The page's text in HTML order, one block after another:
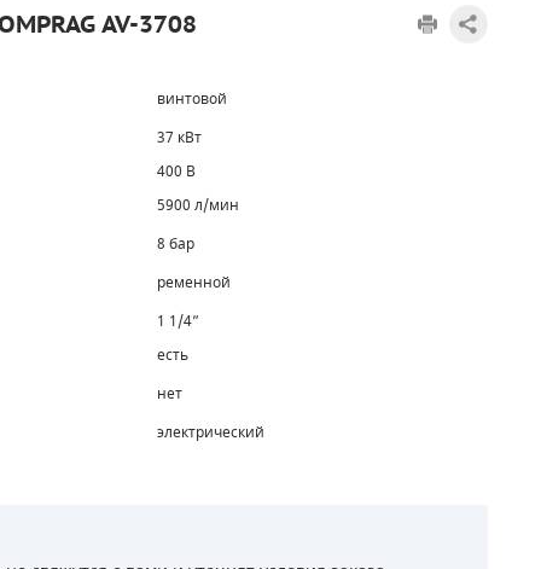
AV-3708
винтовой
37 кВт
400 В
5900 л/мин
8 бар
ременной
1 1/4”
есть
нет
электрический